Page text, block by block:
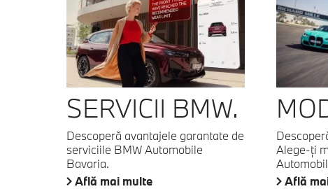
SERVICII BMW.
Descoperă avantajele garantate de
serviciile BMW Automobile
Bavaria.
Află mai multe
Alege-ţi
Află